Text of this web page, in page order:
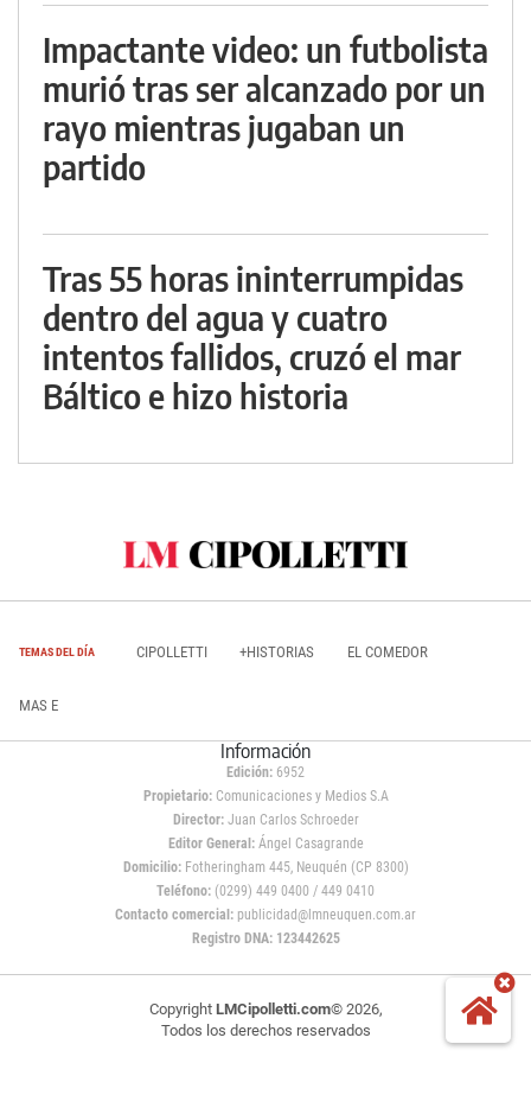
Impactante video: un futbolista
murió tras ser alcanzado por un
rayo mientras jugaban un
partido
Tras 55 horas ininterrumpidas
dentro del agua y cuatro
intentos fallidos, cruzó el mar
Báltico e hizo historia
TEMAS DEL DÍA CIPOLLETTI +HISTORIAS EL COMEDOR
MAS E
Información
Edición: 6952
Propietario:Comunicaciones y Medios S.A
Director: Juan Carlos Schroeder
Editor General:Ángel Casagrande
Domicilio:Fotheringham 445, Neuquén (CP 8300)
Teléfono: (0299) 449 0400 / 449 0410
Contacto comercial: publicidad@lmneuquen.com.ar
Registro DNA: 123442625
Copyright LMCipolletti.com© 2026,
Todos los derechos reservados